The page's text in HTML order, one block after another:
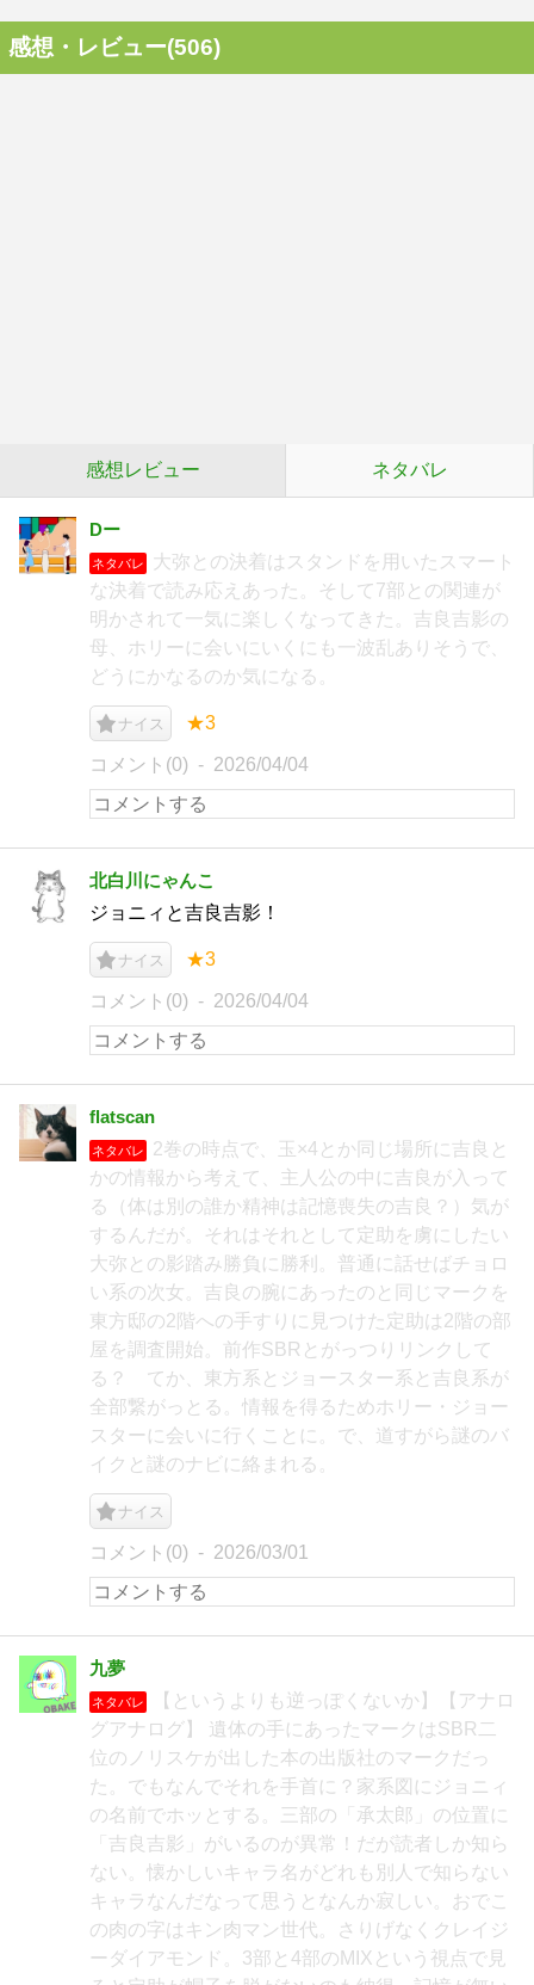
感想・レビュー(506)
感想レビュー ネタバレ
Dー
ネタバレ
大弥との決着はスタンドを用いたスマート
な決着で読み応えあった。そして7部との関連が
明かされて一気に楽しくなってきた。吉良吉影の
母、ホリーに会いにいくにも一波乱ありそうで、
どうにかなるのか気になる。
ナイス ★3
コメント(0) 2026/04/04
北白川にゃんこ
ジョニィと吉良吉影！
ナイス ★3
コメント(0) 2026/04/04
flatscan
ネタバレ
2巻の時点で、玉×4とか同じ場所に吉良と
かの情報から考えて、主人公の中に吉良が入って
る（体は別の誰か精神は記憶喪失の吉良？）気が
するんだが。それはそれとして定助を虜にしたい
大弥との影踏み勝負に勝利。普通に話せばチョロ
い系の次女。吉良の腕にあったのと同じマークを
東方邸の2階への手すりに見つけた定助は2階の部
屋を調査開始。前作SBRとがっつりリンクして
る？ てか、東方系とジョースター系と吉良系が
全部繋がっとる。情報を得るためホリー・ジョー
スターに会いに行くことに。で、道すがら謎のバ
イクと謎のナビに絡まれる。
ナイス
コメント(0) 2026/03/01
九夢
ネタバレ
【というよりも逆っぽくないか】【アナロ
グアナログ】 遺体の手にあったマークはSBR二
位のノリスケが出した本の出版社のマークだっ
た。でもなんでそれを手首に？家系図にジョニィ
の名前でホッとする。三部の「承太郎」の位置に
「吉良吉影」がいるのが異常！だが読者しか知ら
ない。懐かしいキャラ名がどれも別人で知らない
キャラなんだなって思うとなんか寂しい。おでこ
の肉の字はキン肉マン世代。さりげなくクレイジ
ーダイアモンド。3部と4部のMIXという視点で見